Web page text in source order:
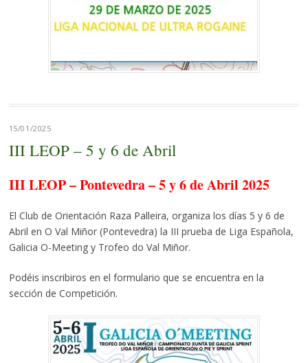
15/01/2025
III LEOP – 5 y 6 de Abril
III LEOP – Pontevedra – 5 y 6 de Abril 2025
El Club de Orientación Raza Palleira, organiza los días 5 y 6 de
Abril en O Val Miñor (Pontevedra) la III prueba de Liga Española,
Galicia O-Meeting y Trofeo do Val Miñor.
Podéis inscribiros en el formulario que se encuentra en la
sección de Competición.